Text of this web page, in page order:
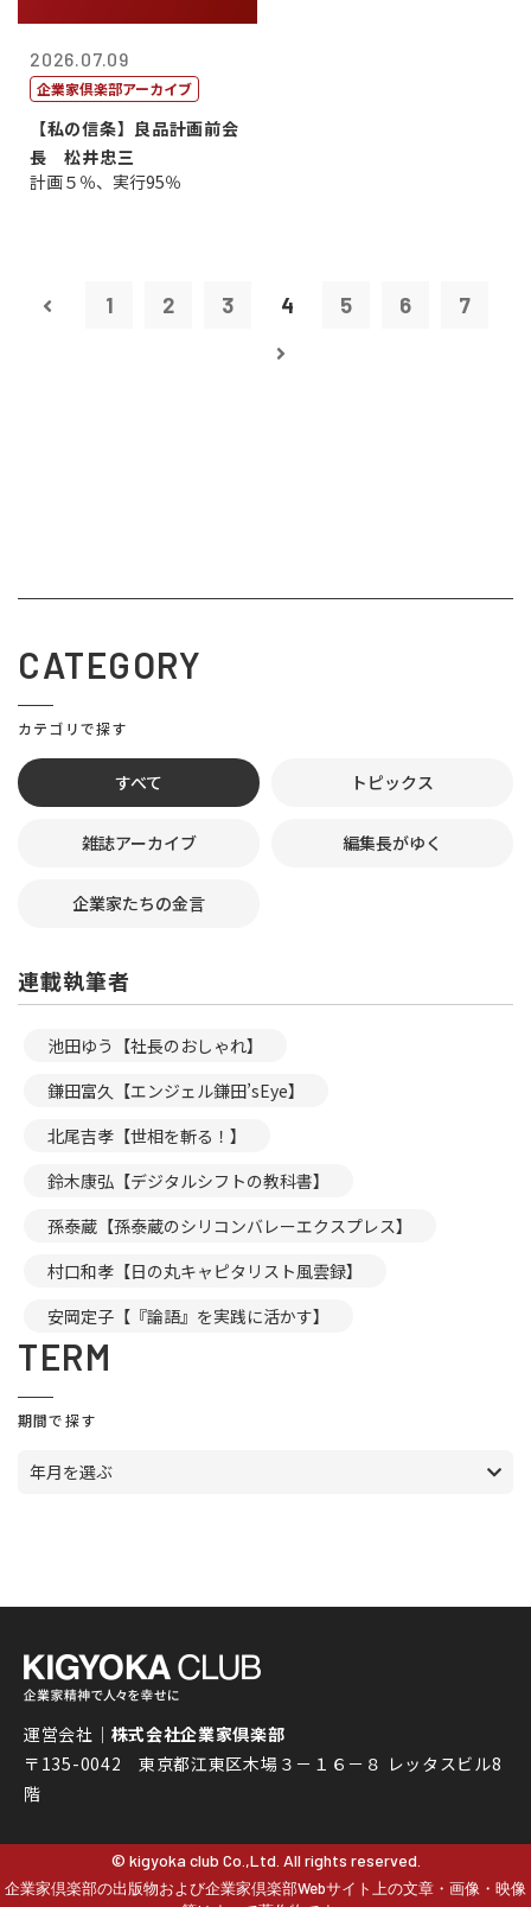
2026.07.09
企業家倶楽部アーカイブ
【私の信条】良品計画前会
長 松井忠三
計画５％、実行95％
1 2 3 4 5 6 7
CATEGORY
カテゴリで探す
すべて トピックス
雑誌アーカイブ 編集長がゆく
企業家たちの金言
連載執筆者
池田ゆう【社長のおしゃれ】
鎌田富久【エンジェル鎌田’sEye】
北尾吉孝【世相を斬る！】
鈴木康弘【デジタルシフトの教科書】
孫泰蔵【孫泰蔵のシリコンバレーエクスプレス】
村口和孝【日の丸キャピタリスト風雲録】
安岡定子【『論語』を実践に活かす】
TERM
期間で探す
年月を選ぶ
運営会社｜ 株式会社企業家倶楽部
〒135-0042 東京都江東区木場３－１６－８ レッタスビル8
階
© kigyoka club Co.,Ltd. All rights reserved.
企業家倶楽部の出版物および企業家倶楽部Webサイト上の文章・画像・映像